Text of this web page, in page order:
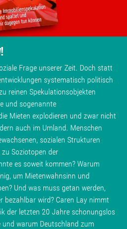
Frage unserer Zeit. Doch statt
systematisch politisch
reinen Spekulationsobjekten
und sogenannte
Mieten explodieren und zwar nicht
auch im Umland. Menschen
sozialen Strukturen
Soziotopen der
es soweit kommen? Warum
um Mietenwahnsinn und
Und was muss getan werden,
bezahlbar wird? Caren Lay nimmt
der letzten 20 Jahre schonungslos
warum Deutschland zum